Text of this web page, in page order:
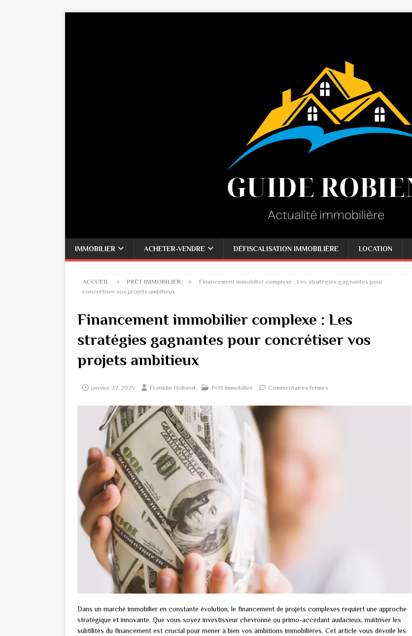
IMMOBILIER ACHETER-VENDRE DÉFISCALISATION IMMOBILIÈRE LOCATION
ACCUEIL PRÊT IMMOBILIER
Financement immobilier complexe : Les stratégies gagnantes pour
concrétiser vos projets ambitieux
Financement immobilier complexe : Les
stratégies gagnantes pour concrétiser vos
projets ambitieux
janvier 27, 2025 Franklin Holland Prêt immobilier Commentaires fermés
Dans un marché immobilier en constante évolution, le financement de projets complexes requiert une approche
stratégique et innovante. Que vous soyez investisseur chevronné ou primo-accédant audacieux, maîtriser les
subtilités du financement est crucial pour mener à bien vos ambitions immobilières. Cet article vous dévoile les